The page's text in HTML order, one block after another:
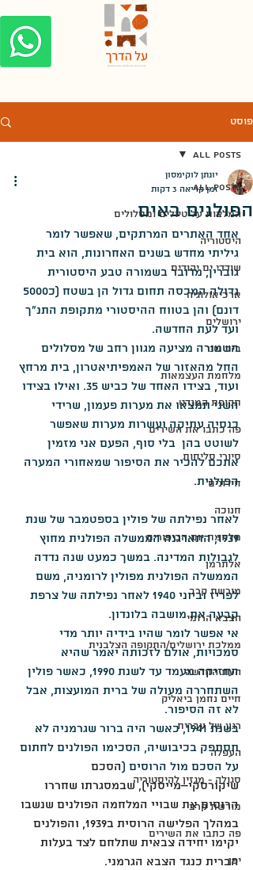
פוסט
All Posts
המלצות על טיולים ומסלולים
היסטוריה
שודדי ים יהודים
ארכיאולוגיה
ירושלים
בית שני
מלחמת העצמאות
תקופת המנדט
פה כתבו את השירים
סיורי סליחות
חידונים
חנוכה
מלחמת יום הכיפורים
אלתרמן
מורשת קרב
הצבא הרומי
ממלכת ירושלים/התקופה הצלבנית
העת החדשה
חיים נחמן ביאליק
רגע של עברית
העפלה
סגולה - מגזין להיסטוריה
מורשת קרב
פה כתבו את השירים
יפן
All Posts
הפולנים באים
יונתן לוקימסון
זמן קריאה 3 דקות
אחד האתרים המרתקים, שאפשר לומר
גיליתי מחדש בשנים האחרונות, הוא בית
גוברין, מדובר בשמורה טבע היסטורית
דונם) והן בטווח ההיסטורי מתקופת התנ"ך
ועד לעת החדשה.
השמורה מציעה מגוון רחב של מסלולים
החל מהאזור של האמפיתיאטרון, בית מרחץ
ועוד, בצידו האחד של כביש 35. ואילו בצידו
השני תמצאו את מערות פעמון, שרידי
כנסיה עתיקה ועשרות מערות שאפשר
לשוטט בהן  בלי סוף, הפעם אני מזמין
אתכם להכיר את הסיפור שמאחורי המערה
הפולנית.
לאחר נפילתה של פולין בספטמבר של שנת
1939, התארגנה הממשלה הפולנית מחוץ
לגבולות המדינה. במשך כמעט שנה נדדה
הממשלה הפולנית מפולין לרומניה, משם
לפריז וביוני 1940 לאחר נפילתה של צרפת
קבעה את מושבה בלונדון.
אי אפשר לומר שהיו בידיה יותר מדי
סמכויות, אולם לזכותה יאמר שהיא
החזיקה מעמד עד לשנת 1990, כאשר פולין
השתחררה מעולה של ברית המועצות, אבל
לא זה הסיפור.
בשנת 1941, כאשר היה ברור שגרמניה לא
תסתפק בכיבושיה, הסכימו הפולנים לחתום
על הסכם מול הרוסים (הסכם
שיקורסקי–מייסקי), שבמסגרתו שחררו
הרוסים את שבויי המלחמה הפולנים שנשבו
במהלך הפלישה הרוסית ב1939, והפולנים
יקימו יחידה צבאית שתלחם לצד בעלות
הברית כנגד הצבא הגרמני.